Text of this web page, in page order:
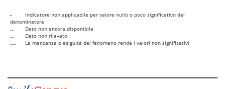
-
Indicatore non applicabile per valore nullo o poco significativo del
denominatore
..
Dato non ancora disponibile
...
Dato non rilevato
....
La mancanza o esiguità del fenomeno rende i valori non significativi